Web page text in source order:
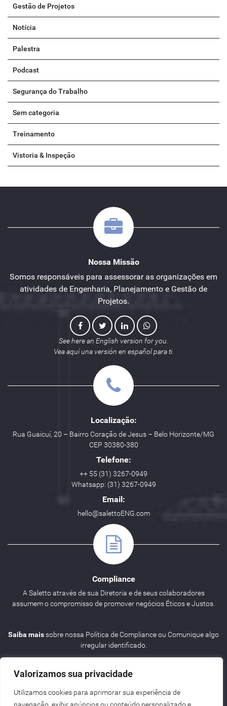
Valorizamos sua privacidade
Utilizamos cookies para aprimorar sua experiência de
Gestão de Projetos
Notícia
Palestra
Podcast
Segurança do Trabalho
Sem categoria
Treinamento
Vistoria & Inspeção
Nossa Missão
Somos responsáveis para assessorar as organizações em
atividades de Engenharia, Planejamento e Gestão de
Projetos.
See here an English version for you.
Vea aquí una versión en español para ti.
Localização:
Rua Guaicuí, 20 – Bairro Coração de Jesus – Belo Horizonte/MG
CEP 30380-380
Telefone:
++ 55 (31) 3267-0949
Whatsapp: (31) 3267-0949
Email:
hello@salettoENG.com
Compliance
A Saletto através de sua Diretoria e de seus colaboradores
assumem o compromisso de promover negócios Éticos e Justos.
Saiba maissobre nossa Política de Compliance ou Comunique algo
irregular identificado.